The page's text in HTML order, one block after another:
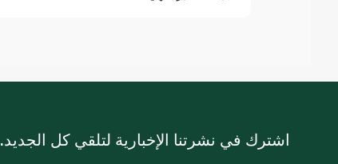
اشترك في نشرتنا الإخبارية لتلقي كل الجديد.